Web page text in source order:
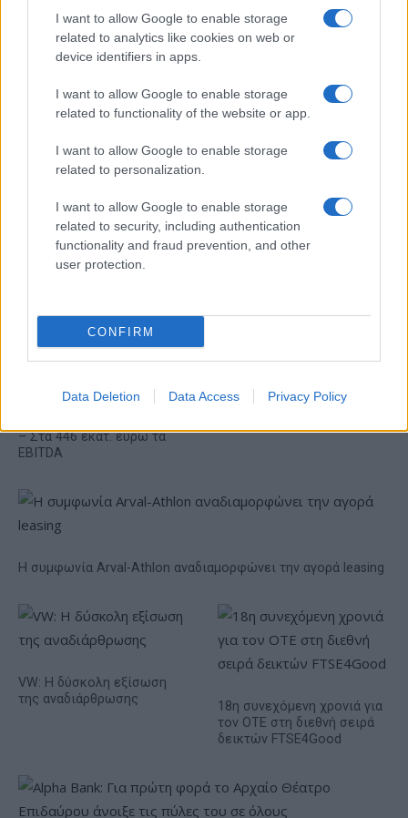
I want to allow Google to enable storage
related to analytics like cookies on web or
device identifiers in apps.
I want to allow Google to enable storage
related to functionality of the website or app.
I want to allow Google to enable storage
related to personalization.
I want to allow Google to enable storage
related to security, including authentication
functionality and fraud prevention, and other
user protection.
CONFIRM
Data Deletion Data Access Privacy Policy
κατακτήσω το ΝΒΑ Europe
με τη Βιλερμπάν» - Η
Στα 734 εκατ. ευρώ τα EBITDA
Viohalco: Αυξημένος κατά
14% ο τζίρος στο α'
– Στα 446 εκατ. ευρώ τα
EBITDA
Η συμφωνία Arval-Athlon αναδιαμορφώνει την αγορά leasing
VW: Η δύσκολη εξίσωση
της αναδιάρθρωσης
18η συνεχόμενη χρονιά για
τον ΟΤΕ στη διεθνή σειρά
δεικτών FTSE4Good